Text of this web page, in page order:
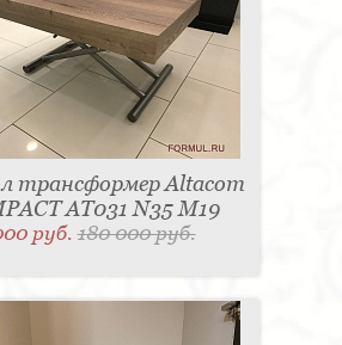
трансформер Altacom
AT031 N35 M19
руб.180 000 руб.